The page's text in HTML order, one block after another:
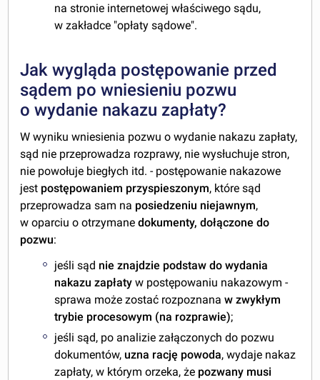
na stronie internetowej właściwego sądu,
w zakładce "opłaty sądowe".
Jak wygląda postępowanie przed
sądem po wniesieniu pozwu
o wydanie nakazu zapłaty?
W wyniku wniesienia pozwu o wydanie nakazu zapłaty,
sąd nie przeprowadza rozprawy, nie wysłuchuje stron,
nie powołuje biegłych itd. - postępowanie nakazowe
jest postępowaniem przyspieszonym, które sąd
przeprowadza sam na posiedzeniu niejawnym,
w oparciu o otrzymane dokumenty, dołączone do
pozwu:
jeśli sąd nie znajdzie podstaw do wydania
nakazu zapłaty w postępowaniu nakazowym -
sprawa może zostać rozpoznanaw zwykłym
trybie procesowym (na rozprawie);
jeśli sąd, po analizie załączonych do pozwu
dokumentów, uzna rację powoda, wydaje nakaz
zapłaty, w którym orzeka, że pozwany musi